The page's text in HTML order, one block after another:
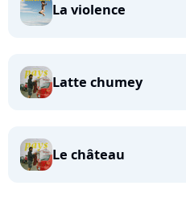
La violence
Latte chumey
Le château